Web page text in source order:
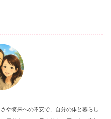
や将来への不安で、自分の体と暮らし